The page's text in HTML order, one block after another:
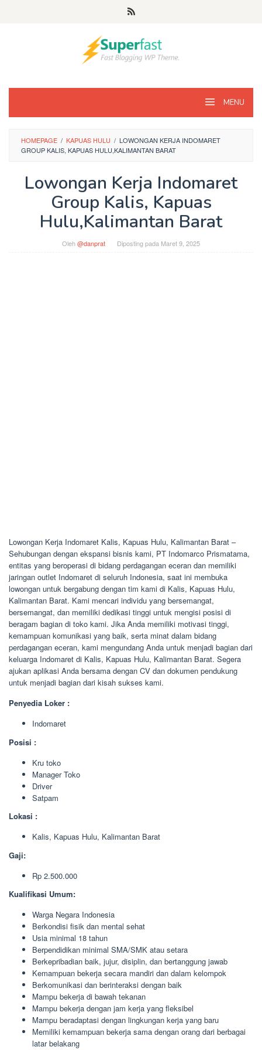
MENU
HOMEPAGE / KAPUAS HULU / LOWONGAN KERJA INDOMARET
GROUP KALIS, KAPUAS HULU,KALIMANTAN BARAT
Lowongan Kerja Indomaret
Group Kalis, Kapuas
Hulu,Kalimantan Barat
Oleh@danprat Diposting pada Maret 9, 2025
Lowongan Kerja Indomaret Kalis, Kapuas Hulu, Kalimantan Barat –
Sehubungan dengan ekspansi bisnis kami, PT Indomarco Prismatama,
entitas yang beroperasi di bidang perdagangan eceran dan memiliki
jaringan outlet Indomaret di seluruh Indonesia, saat ini membuka
lowongan untuk bergabung dengan tim kami di Kalis, Kapuas Hulu,
Kalimantan Barat. Kami mencari individu yang bersemangat,
bersemangat, dan memiliki dedikasi tinggi untuk mengisi posisi di
beragam bagian di toko kami. Jika Anda memiliki motivasi tinggi,
kemampuan komunikasi yang baik, serta minat dalam bidang
perdagangan eceran, kami mengundang Anda untuk menjadi bagian dari
keluarga Indomaret di Kalis, Kapuas Hulu, Kalimantan Barat. Segera
ajukan aplikasi Anda bersama dengan CV dan dokumen pendukung
untuk menjadi bagian dari kisah sukses kami.
Penyedia Loker :
Indomaret
Posisi :
Kru toko
Manager Toko
Driver
Satpam
Lokasi :
Kalis, Kapuas Hulu, Kalimantan Barat
Gaji:
Rp 2.500.000
Kualifikasi Umum:
Warga Negara Indonesia
Berkondisi fisik dan mental sehat
Usia minimal 18 tahun
Berpendidikan minimal SMA/SMK atau setara
Berkepribadian baik, jujur, disiplin, dan bertanggung jawab
Kemampuan bekerja secara mandiri dan dalam kelompok
Berkomunikasi dan berinteraksi dengan baik
Mampu bekerja di bawah tekanan
Mampu bekerja dengan jam kerja yang fleksibel
Mampu beradaptasi dengan lingkungan kerja yang baru
Memiliki kemampuan bekerja sama dengan orang dari berbagai
latar belakang